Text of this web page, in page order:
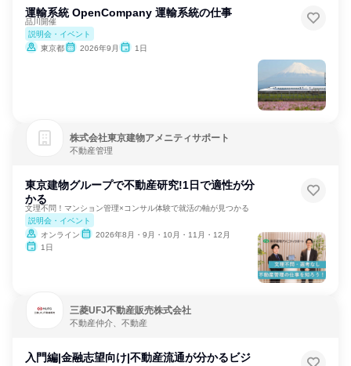
運輸系統 OpenCompany 運輸系統の仕事
品川開催
説明会・イベント
東京都
2026年9月 1日
株式会社東京建物アメニティサポート
不動産管理
東京建物グループで不動産研究!1日で適性が分
かる
文理不問！マンション管理×コンサル体験で就活の軸が見つかる
説明会・イベント
オンライン
2026年8月・9月・10月・11月・12月
1日
三菱UFJ不動産販売株式会社
不動産仲介、不動産
入門編|金融志望向け|不動産流通が分かるビジ